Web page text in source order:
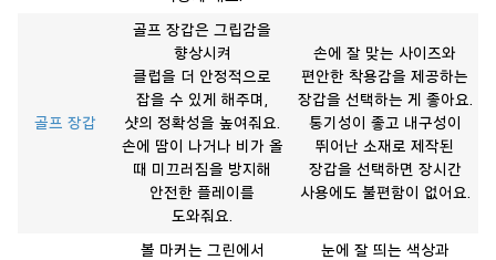
골프 장갑
골프 장갑은 그립감을
향상시켜
클럽을 더 안정적으로
잡을 수 있게 해주며,
샷의 정확성을 높여줘요.
손에 땀이 나거나 비가 올
때 미끄러짐을 방지해
안전한 플레이를
도와줘요.
손에 잘 맞는 사이즈와
편안한 착용감을 제공하는
장갑을 선택하는 게 좋아요.
통기성이 좋고 내구성이
뛰어난 소재로 제작된
장갑을 선택하면 장시간
사용에도 불편함이 없어요.
볼 마커는 그린에서
눈에 잘 띄는 색상과